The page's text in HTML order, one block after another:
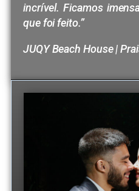
incrível. Ficamos
que foi feito.”
JUQY Beach House |